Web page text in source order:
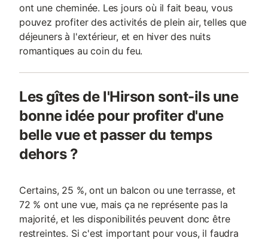
ont une cheminée. Les jours où il fait beau, vous
pouvez profiter des activités de plein air, telles que
déjeuners à l'extérieur, et en hiver des nuits
romantiques au coin du feu.
Les gîtes de l'Hirson sont-ils une
bonne idée pour profiter d'une
belle vue et passer du temps
dehors ?
Certains, 25 %, ont un balcon ou une terrasse, et
72 % ont une vue, mais ça ne représente pas la
majorité, et les disponibilités peuvent donc être
restreintes. Si c'est important pour vous, il faudra